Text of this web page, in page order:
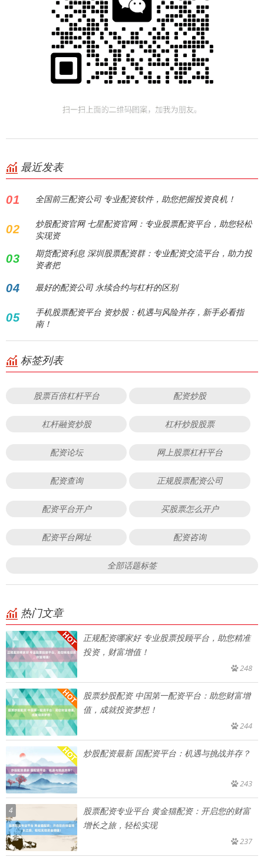
最近发表
01 全国前三配资公司 专业配资软件，助您把握投资良机！
02
炒股配资官网 七星配资官网：专业股票配资平台，助您轻松
实现资
03
期货配资利息 深圳股票配资群：专业配资交流平台，助力投
资者把
04 最好的配资公司 永续合约与杠杆的区别
05
手机股票配资平台 资炒股：机遇与风险并存，新手必看指
南！
标签列表
股票百倍杠杆平台 配资炒股
杠杆融资炒股 杠杆炒股股票
配资论坛 网上股票杠杆平台
配资查询 正规股票配资公司
配资平台开户 买股票怎么开户
配资平台网址 配资咨询
全部话题标签
热门文章
正规配资哪家好 专业股票投顾平台，助您精准
投资，财富增值！
248
股票炒股配资 中国第一配资平台：助您财富增
值，成就投资梦想！
244
炒股配资最新 国配资平台：机遇与挑战并存？
243
4
股票配资专业平台 黄金猫配资：开启您的财富
增长之旅，轻松实现
237